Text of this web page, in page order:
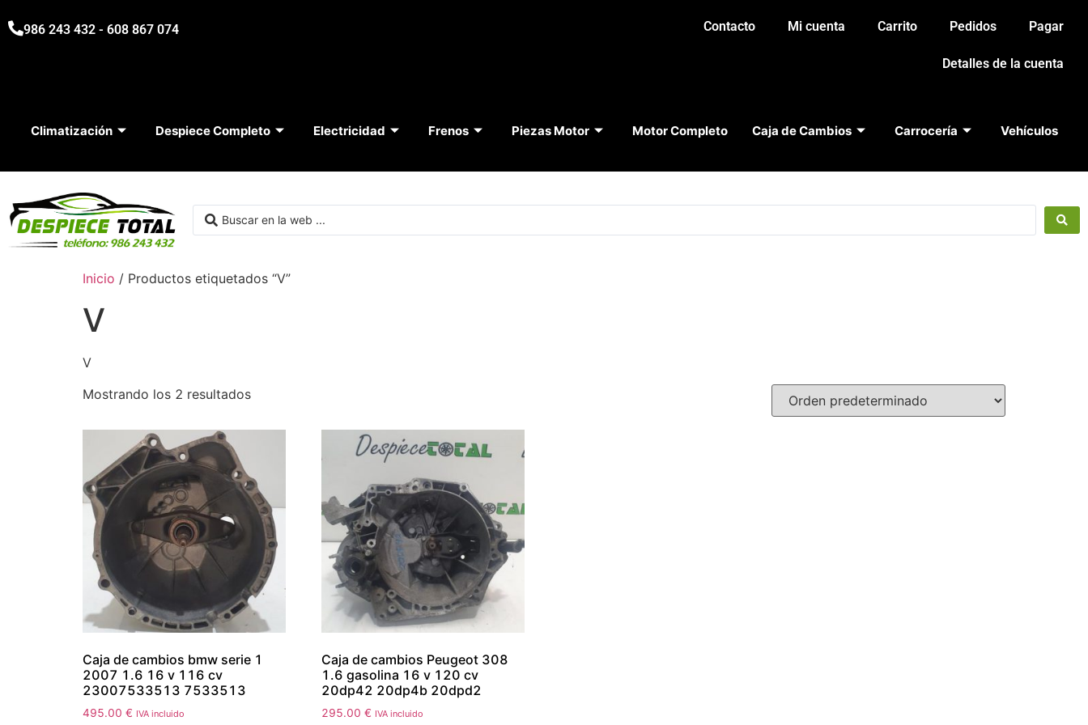
986 243 432 - 608 867 074 Contacto Mi cuenta Carrito Pedidos Pagar
Detalles de la cuenta
Climatización Despiece Completo Electricidad Frenos Piezas Motor Motor Completo Caja de Cambios Carrocería Vehículos
Inicio / Productos etiquetados “V”
V
V
Mostrando los 2 resultados
Caja de cambios bmw serie 1
2007 1.6 16 v 116 cv
23007533513 7533513
495.00 € IVA incluido
Caja de cambios Peugeot 308
1.6 gasolina 16 v 120 cv
20dp42 20dp4b 20dpd2
295.00 € IVA incluido